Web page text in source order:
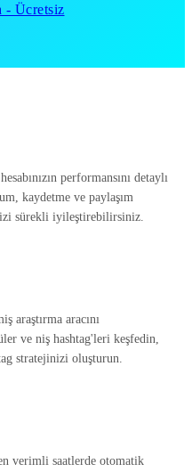
- Ücretsiz
performansını detaylı
kaydetme ve paylaşım
sürekli iyileştirebilirsiniz.
araştırma aracını
ve niş hashtag'leri keşfedin,
stratejinizi oluşturun.
verimli saatlerde otomatik